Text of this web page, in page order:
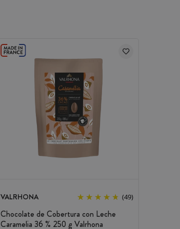
VALRHONA (49)
Chocolate de Cobertura con Leche
Caramelia 36 % 250 g Valrhona